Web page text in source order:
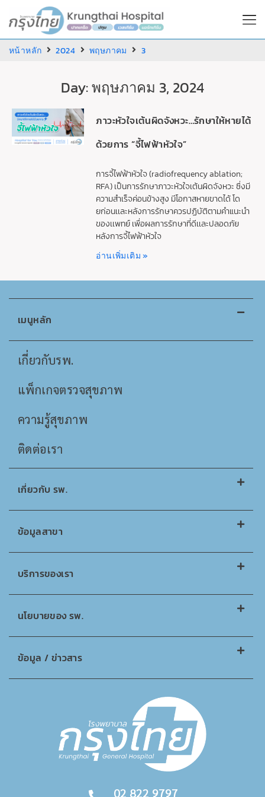
หน้าหลัก 2024 พฤษภาคม 3
Day: พฤษภาคม 3, 2024
ภาวะหัวใจเต้นผิดจังหวะ…รักษาให้หายได้
ด้วยการ “จี้ไฟฟ้าหัวใจ”
การจี้ไฟฟ้าหัวใจ (radiofrequency ablation;
RFA) เป็นการรักษาภาวะหัวใจเต้นผิดจังหวะ ซึ่งมี
ความสำเร็จค่อนข้างสูง มีโอกาสหายขาดได้ โด
ยก่อนเเละหลังการรักษาควรปฏิบัติตามคำแนะนำ
ของเเพทย์ เพื่อผลการรักษาที่ดีเเละปลอดภัย
หลังการจี้ไฟฟ้าหัวใจ
อ่านเพิ่มเติม »
เมนูหลัก
เกี่ยวกับรพ.
แพ็กเกจตรวจสุขภาพ
ความรู้สุขภาพ
ติดต่อเรา
เกี่ยวกับ รพ.
ข้อมูลสาขา
บริการของเรา
นโยบายของ รพ.
ข้อมูล / ข่าวสาร
02 822 9797